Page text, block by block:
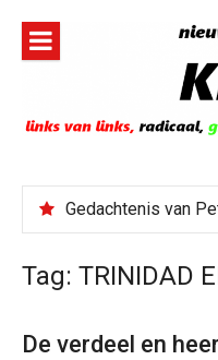
inhoud
Tag: TRINIDAD
De verdeel en